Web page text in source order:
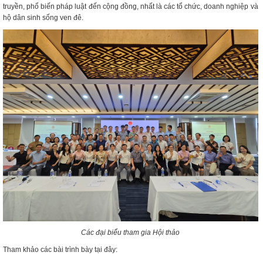
truyền, phổ biến pháp luật đến cộng đồng, nhất là các tổ chức, doanh nghiệp và
hộ dân sinh sống ven đê.
Các đại biểu tham gia Hội thảo
Tham khảo các bài trình bày tại đây: